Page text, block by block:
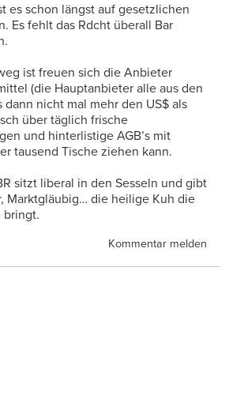
es schon längst auf gesetzlichen
Es fehlt das Rdcht überall Bar
ist freuen sich die Anbieter
(die Hauptanbieter alle aus den
dann nicht mal mehr den US$ als
über täglich frische
und hinterlistige AGB’s mit
tausend Tische ziehen kann.
sitzt liberal in den Sesseln und gibt
Marktgläubig… die heilige Kuh die
bringt.
Kommentar melden